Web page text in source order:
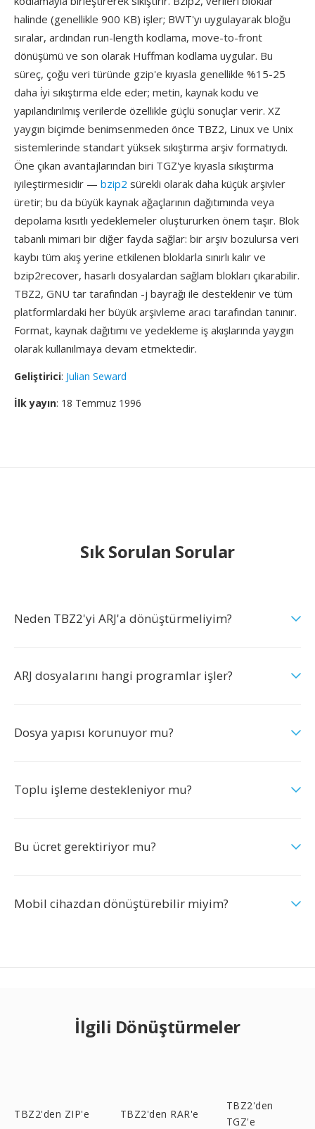
halinde (genellikle 900 KB) işler; BWT'yı uygulayarak bloğu
sıralar, ardından run-length kodlama, move-to-front
dönüşümü ve son olarak Huffman kodlama uygular. Bu
süreç, çoğu veri türünde gzip'e kıyasla genellikle %15-25
daha i̇yi sıkıştırma elde eder; metin, kaynak kodu ve
yapılandırılmış verilerde özellikle güçlü sonuçlar verir. XZ
yaygın biçimde benimsenmeden önce TBZ2, Linux ve Unix
sistemlerinde standart yüksek sıkıştırma arşiv formatıydı.
Öne çıkan avantajlarından biri TGZ'ye kıyasla sıkıştırma
iyileştirmesidir — bzip2 sürekli olarak daha küçük arşivler
üretir; bu da büyük kaynak ağaçlarının dağıtımında veya
depolama kısıtlı yedeklemeler oluştururken önem taşır. Blok
tabanlı mimari bir diğer fayda sağlar: bir arşiv bozulursa veri
kaybı tüm akış yerine etkilenen bloklarla sınırlı kalır ve
bzip2recover, hasarlı dosyalardan sağlam blokları çıkarabilir.
TBZ2, GNU tar tarafından -j bayrağı ile desteklenir ve tüm
platformlardaki her büyük arşivleme aracı tarafından tanınır.
Format, kaynak dağıtımı ve yedekleme iş akışlarında yaygın
olarak kullanılmaya devam etmektedir.
Geliştirici: Julian Seward
İlk yayın: 18 Temmuz 1996
Sık Sorulan Sorular
Neden TBZ2'yi ARJ'a dönüştürmeliyim?
ARJ dosyalarını hangi programlar işler?
Dosya yapısı korunuyor mu?
Toplu işleme destekleniyor mu?
Bu ücret gerektiriyor mu?
Mobil cihazdan dönüştürebilir miyim?
İlgili Dönüştürmeler
TBZ2'den ZIP'e TBZ2'den RAR'e
TBZ2'den
TGZ'e